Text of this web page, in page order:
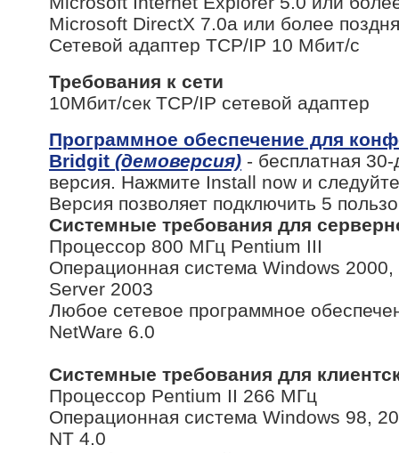
Microsoft DirectX 7.0a или более
Сетевой адаптер TCP/IP 10 Мбит/с
Требования к сети
10Мбит/сек TCP/IP сетевой адаптер
Программное обеспечение для
Bridgit (демоверсия) - бесплатная
версия. Нажмите Install now и
Версия позволяет подключить 5
Системные требования для
Процессор 800 МГц Pentium III
Операционная система Windows
Server 2003
Любое сетевое программное
NetWare 6.0
Системные требования для
Процессор Pentium II 266 МГц
Операционная система Windows 98,
NT 4.0